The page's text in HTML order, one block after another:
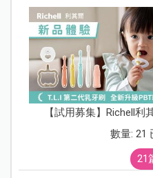
【試用募集】Richell利
數量: 21
21